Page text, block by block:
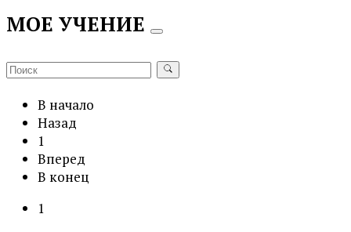
МОЕ УЧЕНИЕ
В начало
Назад
1
Вперед
В конец
1